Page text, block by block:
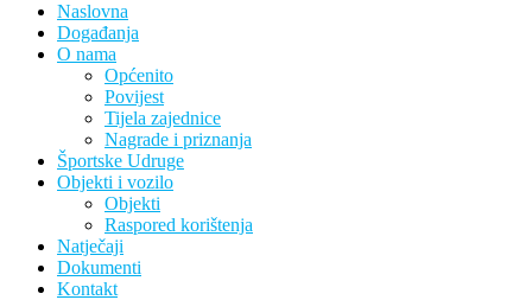
Naslovna
Događanja
O nama
Općenito
Povijest
Tijela zajednice
Nagrade i priznanja
Športske Udruge
Objekti i vozilo
Objekti
Raspored korištenja
Natječaji
Dokumenti
Kontakt